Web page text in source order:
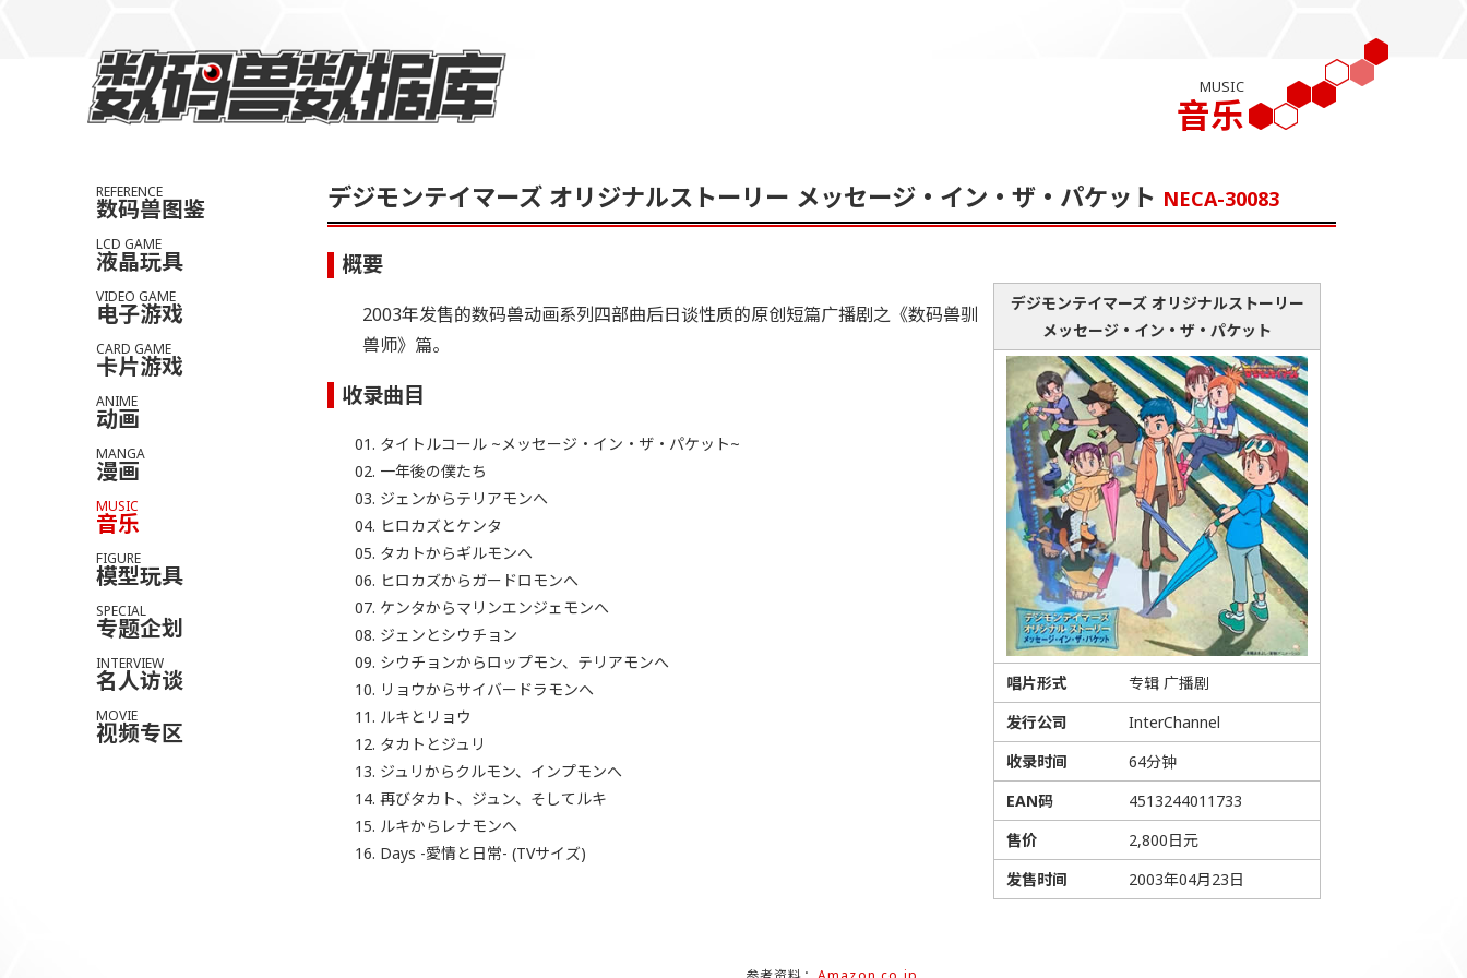
REFERENCE
数码兽图鉴
LCD GAME
液晶玩具
VIDEO GAME
电子游戏
CARD GAME
卡片游戏
ANIME
动画
MANGA
漫画
MUSIC
音乐
FIGURE
模型玩具
SPECIAL
专题企划
INTERVIEW
名人访谈
MOVIE
视频专区
MUSIC
音乐
デジモンテイマーズ オリジナルストーリー メッセージ・イン・ザ・パケット NECA-30083
デジモンテイマーズ オリジナルストーリー
メッセージ・イン・ザ・パケット
唱片形式
专辑 广播剧
发行公司
InterChannel
收录时间
64分钟
EAN码
4513244011733
售价
2,800日元
发售时间
2003年04月23日
概要
2003年发售的数码兽动画系列四部曲后日谈性质的原创短篇广播剧之《数码兽驯
兽师》篇。
收录曲目
タイトルコール ~メッセージ・イン・ザ・パケット~
一年後の僕たち
ジェンからテリアモンへ
ヒロカズとケンタ
タカトからギルモンへ
ヒロカズからガードロモンへ
ケンタからマリンエンジェモンへ
ジェンとシウチョン
シウチョンからロップモン、テリアモンへ
リョウからサイバードラモンへ
ルキとリョウ
タカトとジュリ
ジュリからクルモン、インプモンへ
再びタカト、ジュン、そしてルキ
ルキからレナモンへ
Days -愛情と日常- (TVサイズ)